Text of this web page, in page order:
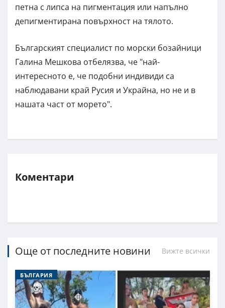
петна с липса на пигментация или напълно
депигментирана повърхност на тялото.
Българският специалист по морски бозайници
Галина Мешкова отбелязва, че "най-
интересното е, че подобни индивиди са
наблюдавани край Русия и Украйна, но не и в
нашата част от морето".
Коментари
Още от последните новини Вижте всички
БЪЛГАРИЯ